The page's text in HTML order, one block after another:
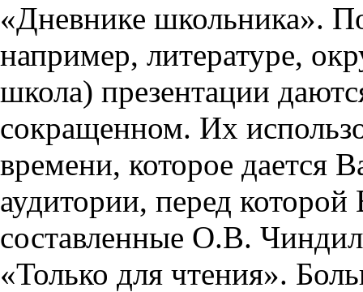
«Дневнике школьника».
например, литературе,
школа) презентации
сокращенном. Их
времени, которое дается
аудитории, перед
составленные О.В.
«Только для чтения».